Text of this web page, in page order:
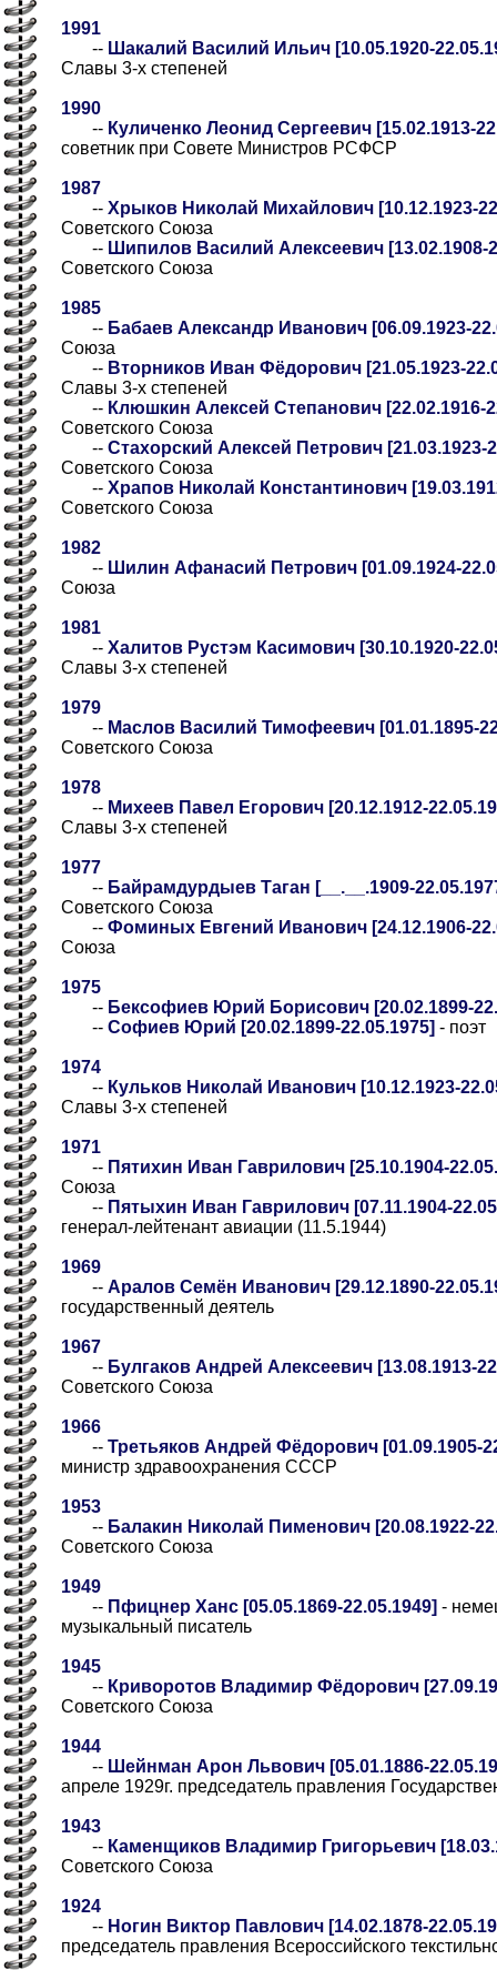
1991
-- Шакалий Василий Ильич [10.05.1920-
Славы 3-х степеней
1990
-- Куличенко Леонид Сергеевич [15.02.1913-
советник при Совете Министров РСФСР
1987
-- Хрыков Николай Михайлович [10.12.1923-
Советского Союза
-- Шипилов Василий Алексеевич [13.02.1908-
Советского Союза
1985
-- Бабаев Александр Иванович [06.09.1923-
Союза
-- Вторников Иван Фёдорович [21.05.1923-
Славы 3-х степеней
-- Клюшкин Алексей Степанович [22.02.1916-
Советского Союза
-- Стахорский Алексей Петрович [21.03.1923-
Советского Союза
-- Храпов Николай Константинович
Советского Союза
1982
-- Шилин Афанасий Петрович [01.09.1924-
Союза
1981
-- Халитов Рустэм Касимович [30.10.1920-
Славы 3-х степеней
1979
-- Маслов Василий Тимофеевич [01.01.1895-
Советского Союза
1978
-- Михеев Павел Егорович [20.12.1912-
Славы 3-х степеней
1977
-- Байрамдурдыев Таган [__.__.1909-
Советского Союза
-- Фоминых Евгений Иванович [24.12.1906-
Союза
1975
-- Бексофиев Юрий Борисович [20.02.1899-
-- Софиев Юрий [20.02.1899-22.05.1975] - поэт
1974
-- Кульков Николай Иванович [10.12.1923-
Славы 3-х степеней
1971
-- Пятихин Иван Гаврилович [25.10.1904-
Союза
-- Пятыхин Иван Гаврилович [07.11.1904-
генерал-лейтенант авиации (11.5.1944)
1969
-- Аралов Семён Иванович [29.12.1890-
государственный деятель
1967
-- Булгаков Андрей Алексеевич [13.08.1913-
Советского Союза
1966
-- Третьяков Андрей Фёдорович [01.09.1905-
министр здравоохранения СССР
1953
-- Балакин Николай Пименович [20.08.1922-
Советского Союза
1949
-- Пфицнер Ханс [05.05.1869-22.05.1949] -
музыкальный писатель
1945
-- Криворотов Владимир Фёдорович
Советского Союза
1944
-- Шейнман Арон Львович [05.01.1886-
апреле 1929г. председатель правления
1943
-- Каменщиков Владимир Григорьевич
Советского Союза
1924
-- Ногин Виктор Павлович [14.02.1878-
председатель правления Всероссийского